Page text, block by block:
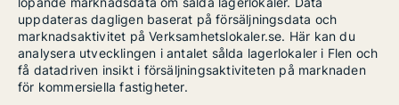
uppdateras dagligen baserat på försäljningsdata och
marknadsaktivitet på Verksamhetslokaler.se. Här kan du
analysera utvecklingen i antalet sålda lagerlokaler i Flen och
få datadriven insikt i försäljningsaktiviteten på marknaden
för kommersiella fastigheter.